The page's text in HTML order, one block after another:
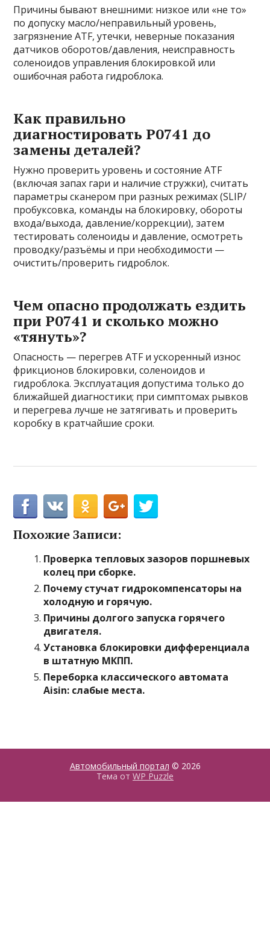
Причины бывают внешними: низкое или «не то»
по допуску масло/неправильный уровень,
загрязнение ATF, утечки, неверные показания
датчиков оборотов/давления, неисправность
соленоидов управления блокировкой или
ошибочная работа гидроблока.
Как правильно
диагностировать P0741 до
замены деталей?
Нужно проверить уровень и состояние ATF
(включая запах гари и наличие стружки), считать
параметры сканером при разных режимах (SLIP/
пробуксовка, команды на блокировку, обороты
входа/выхода, давление/коррекции), затем
тестировать соленоиды и давление, осмотреть
проводку/разъёмы и при необходимости —
очистить/проверить гидроблок.
Чем опасно продолжать ездить
при P0741 и сколько можно
«тянуть»?
Опасность — перегрев ATF и ускоренный износ
фрикционов блокировки, соленоидов и
гидроблока. Эксплуатация допустима только до
ближайшей диагностики; при симптомах рывков
и перегрева лучше не затягивать и проверить
коробку в кратчайшие сроки.
Похожие Записи:
Проверка тепловых зазоров поршневых
колец при сборке.
Почему стучат гидрокомпенсаторы на
холодную и горячую.
Причины долгого запуска горячего
двигателя.
Установка блокировки дифференциала
в штатную МКПП.
Переборка классического автомата
Aisin: слабые места.
Автомобильный портал © 2026
Тема от WP Puzzle